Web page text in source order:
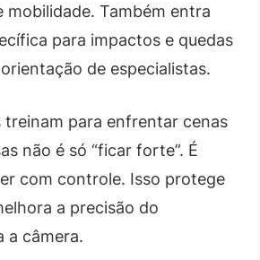
mobilidade. Também entra
para impactos e quedas
de especialistas.
treinam para enfrentar cenas
não é só “ficar forte”. É
com controle. Isso protege
a precisão do
a câmera.